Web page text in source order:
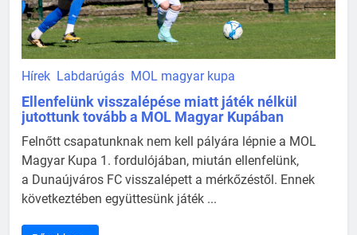
Hírek Labdarúgás MOL magyar kupa
Ellenfelünk visszalépése miatt játék nélkül
jutottunk tovább a MOL Magyar Kupában
Felnőtt csapatunknak nem kell pályára lépnie a MOL
Magyar Kupa 1. fordulójában, miután ellenfelünk,
a Dunaújváros FC visszalépett a mérkőzéstől. Ennek
következtében együttesünk játék ...